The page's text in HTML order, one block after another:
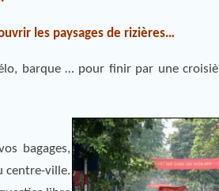
les paysages de rizières…
barque … pour finir par une
bagages,
centre-ville.